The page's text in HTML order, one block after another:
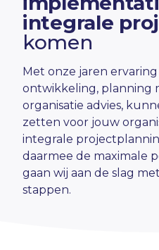
integrale
komen
Met onze jaren ervaring
ontwikkeling, planning
organisatie advies,
zetten voor jouw
integrale
daarmee de maximale
gaan wij aan de slag
stappen.